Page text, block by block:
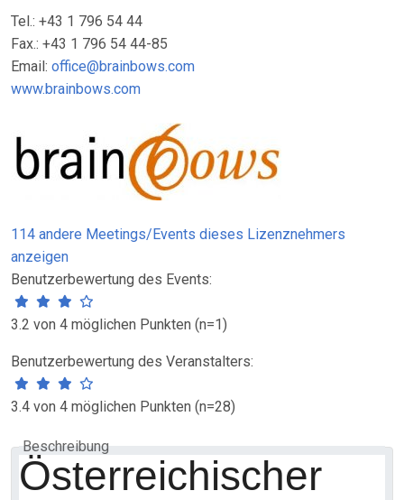
Tel.: +43 1 796 54 44
Fax.: +43 1 796 54 44-85
Email: office@brainbows.com
www.brainbows.com
114 andere Meetings/Events dieses Lizenznehmers
anzeigen
Benutzerbewertung des Events:
3.2 von 4 möglichen Punkten (n=1)
Benutzerbewertung des Veranstalters:
3.4 von 4 möglichen Punkten (n=28)
Beschreibung
Österreichischer